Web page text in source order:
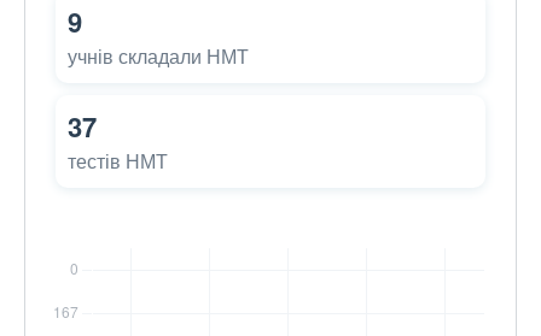
9
учнів складали НМТ
37
тестів НМТ